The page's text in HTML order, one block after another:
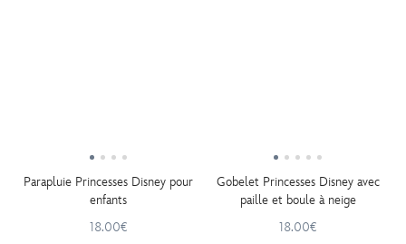
Parapluie Princesses Disney pour
enfants
18.00€
Gobelet Princesses Disney avec
paille et boule à neige
18.00€